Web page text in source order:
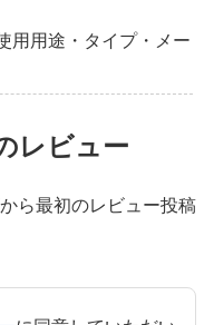
用用途・タイプ・メー
レビュー
ら最初のレビュー投稿